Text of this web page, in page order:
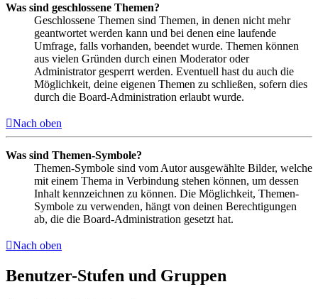
Was sind geschlossene Themen?
Geschlossene Themen sind Themen, in denen nicht mehr
geantwortet werden kann und bei denen eine laufende
Umfrage, falls vorhanden, beendet wurde. Themen können
aus vielen Gründen durch einen Moderator oder
Administrator gesperrt werden. Eventuell hast du auch die
Möglichkeit, deine eigenen Themen zu schließen, sofern dies
durch die Board-Administration erlaubt wurde.
Nach oben
Was sind Themen-Symbole?
Themen-Symbole sind vom Autor ausgewählte Bilder, welche
mit einem Thema in Verbindung stehen können, um dessen
Inhalt kennzeichnen zu können. Die Möglichkeit, Themen-
Symbole zu verwenden, hängt von deinen Berechtigungen
ab, die die Board-Administration gesetzt hat.
Nach oben
Benutzer-Stufen und Gruppen